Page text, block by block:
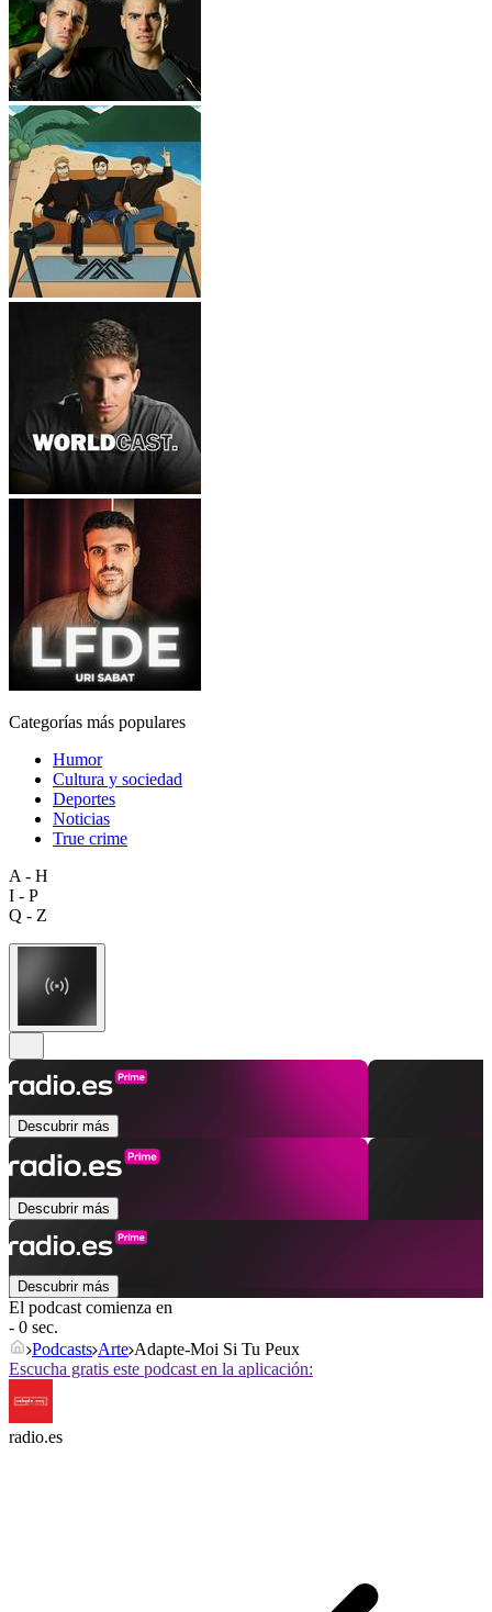
Categorías más populares
Humor
Cultura y sociedad
Deportes
Noticias
True crime
A - H
I - P
Q - Z
Descubrir más
Descubrir más
Descubrir más
El podcast comienza en
- 0 sec.
Podcasts Arte Adapte-Moi Si Tu Peux
Escucha gratis este podcast en la aplicación:
radio.es